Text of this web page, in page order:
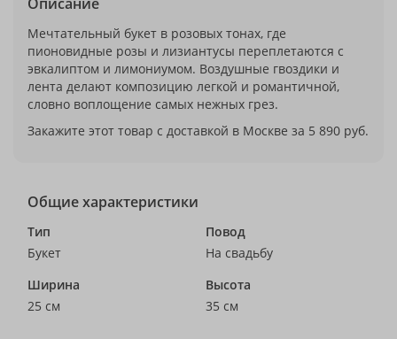
Мечтательный букет в розовых тонах, где
пионовидные розы и лизиантусы переплетаются с
эвкалиптом и лимониумом. Воздушные гвоздики и
лента делают композицию легкой и романтичной,
словно воплощение самых нежных грез.
Закажите этот товар с доставкой в Москве за 5 890 руб.
Общие характеристики
Тип
Букет
Повод
На свадьбу
Ширина
25 см
Высота
35 см